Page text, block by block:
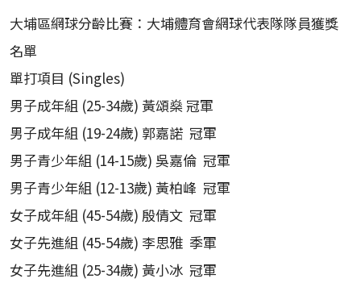
大埔區網球分齡比賽：大埔體育會網球代表隊隊員獲獎
名單
單打項目 (Singles)
男子成年組 (25-34歲) 黃頌燊 冠軍
男子成年組 (19-24歲) 郭嘉諾 冠軍
男子青少年組 (14-15歲) 吳嘉倫 冠軍
男子青少年組 (12-13歲) 黃柏峰 冠軍
女子成年組 (45-54歲) 殷倩文 冠軍
女子先進組 (45-54歲) 李思雅 季軍
女子先進組 (25-34歲) 黃小冰 冠軍